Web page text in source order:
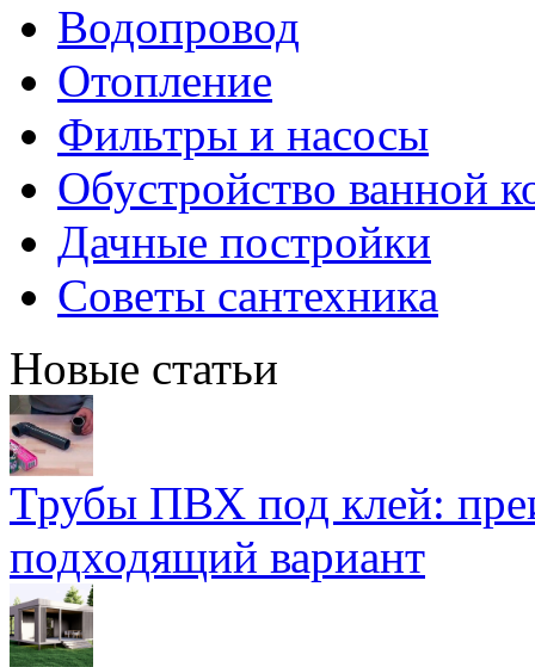
Водопровод
Отопление
Фильтры и насосы
Обустройство ванной
Дачные постройки
Советы сантехника
Новые статьи
Трубы ПВХ под клей:
подходящий вариант